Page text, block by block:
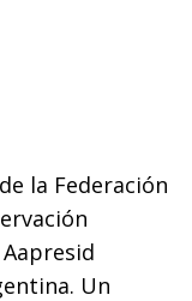
la Federación
Un